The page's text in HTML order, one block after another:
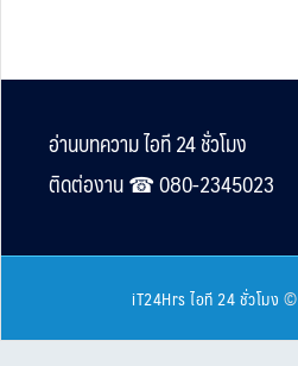
Footer
อ่านบทความ ไอที 24 ชั่วโมง
ติดต่องาน ☎︎ 080-2345023
iT24Hrs ไอที 24 ชั่วโมง ©